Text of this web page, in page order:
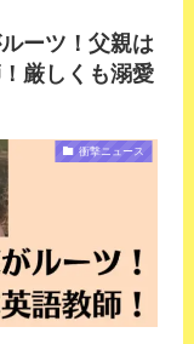
ーツ！父親は
厳しくも溺愛
衝撃ニュース